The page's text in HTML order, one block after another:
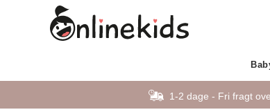
1-2 dage - Fri fragt